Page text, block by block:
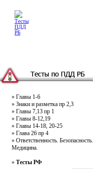
» Главы 1-6
» Знаки и разметка пр 2,3
» Главы 7,13 пр 1
» Главы 8-12,19
» Главы 14-18, 20-25
» Глава 26 пр 4
» Ответственность. Безопасность.
Медицина.
» Тесты РФ